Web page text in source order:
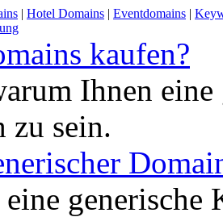
| Hotel Domains | Eventdomains |
kaufen?
Ihnen
zu sein.
eine